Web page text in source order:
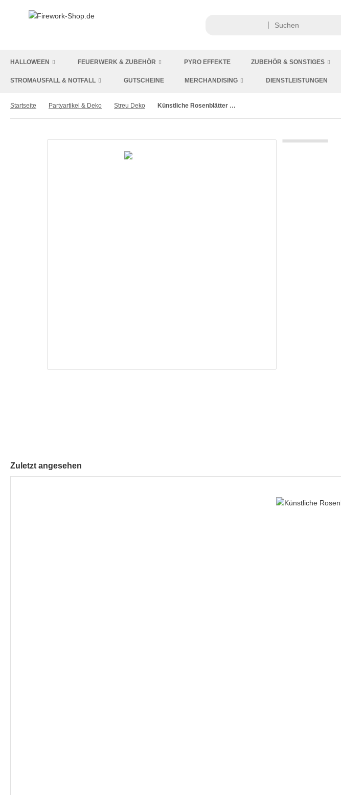
HALLOWEEN FEUERWERK & ZUBEHÖR PYRO EFFEKTE ZUBEHÖR & SONSTIGES
STROMAUSFALL & NOTFALL GUTSCHEINE MERCHANDISING DIENSTLEISTUNGEN
Startseite Partyartikel & Deko Streu Deko Künstliche Rosenblätter Gold 1000 Stk.
Zuletzt angesehen